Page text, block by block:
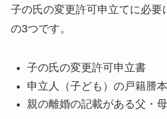
子の氏の変更許可申立てに必要
の3つです。
子の氏の変更許可申立書
申立人（子ども）の戸籍謄本
親の離婚の記載がある父・